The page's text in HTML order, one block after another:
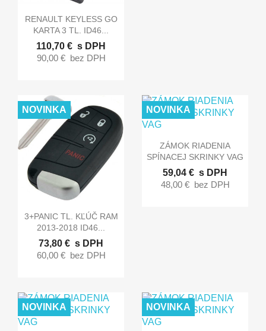
 Rýchly náhľad
RENAULT KEYLESS GO
KARTA 3 TL. ID46...
110,70 € s DPH
90,00 € bez DPH
 Rýchly náhľad
3+PANIC TL. KĽÚČ RAM
2013-2018 ID46...
73,80 € s DPH
60,00 € bez DPH
NOVINKA
 Rýchly náhľad
ZÁMOK RIADENIA
SPÍNACEJ SKRINKY VAG
59,04 € s DPH
48,00 € bez DPH
NOVINKA
NOVINKA NOVINKA